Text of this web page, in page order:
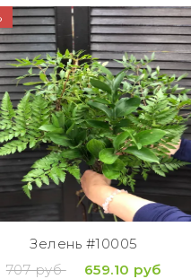
Зелень #10005
707 руб
659.10 руб